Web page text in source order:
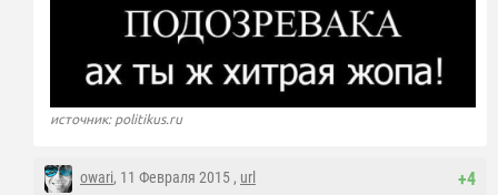
источник: politikus.ru
+4
owari, 11 Февраля 2015 , url